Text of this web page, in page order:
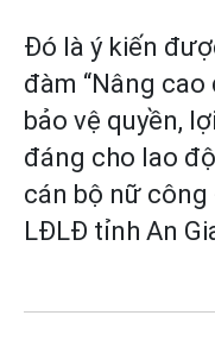
Đó là ý kiến
đàm “Nâng
bảo vệ quyền,
đáng cho lao
cán bộ nữ
LĐLĐ tỉnh An